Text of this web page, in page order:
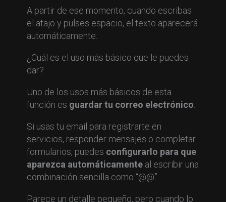
A partir de ese momento, cuando escribas
el atajo y pulses espacio, el texto aparecerá
automáticamente.
¿Cuál es el uso más básico que le puedes
dar?
Uno de los usos más básicos de esta
función es guardar tu correo electrónico
Si usas tu email para registrarte en
servicios, responder mensajes o completar
formularios, puedes configurarlo para que
aparezca automáticamenteal escribir una
combinación sencilla como “@@”.
Parece un detalle pequeño, pero cuando lo